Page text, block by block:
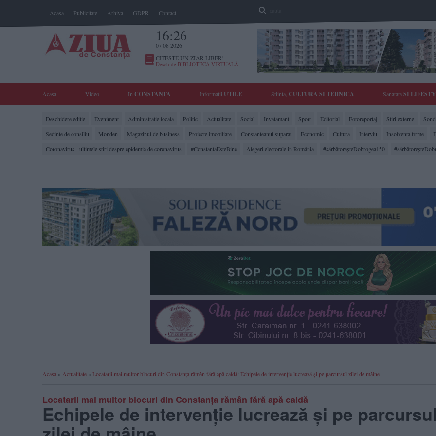
Acasa Publicitate Arhiva GDPR Contact
16:26
07 08 2026
CITESTE UN ZIAR LIBER!
Deschide BIBLIOTECA VIRTUALĂ
Acasa Video In CONSTANTA Informatii UTILE Stiinta, CULTURA SI TEHNICA SanatateSI
Deschidere editie Eveniment Administratie locala Politic Actualitate Social Invatamant Sport Editorial Fotoreportaj Stiri externe
Sedinte de consiliu
Monden Magazinul de business Proiecte imobiliare Constanteanul suparat Economic Cultura Interviu Insolventa firme
Coronavirus - ultimele stiri despre epidemia de coronavirus
#ConstantaEsteBine Alegeri electorale în România #sărbătoreşteDobrogea150
Acasa » Actualitate » Locatarii mai multor blocuri din Constanța rămân fără apă caldă: Echipele de intervenție lucrează și pe parcursul zilei de mâine
Locatarii mai multor blocuri din Constanța rămân fără apă caldă
Echipele de intervenție lucrează și pe